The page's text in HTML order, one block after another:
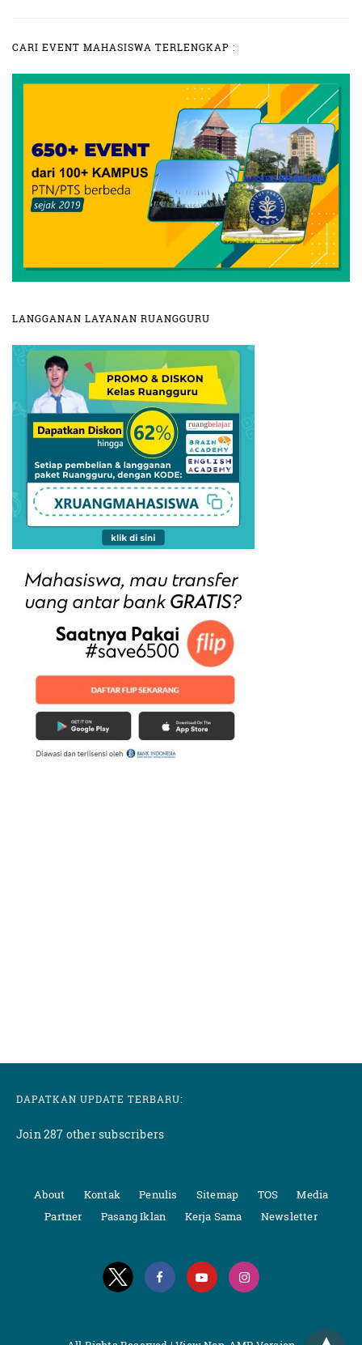
CARI EVENT MAHASISWA TERLENGKAP :
LANGGANAN LAYANAN RUANGGURU
DAPATKAN UPDATE TERBARU:
Join 287 other subscribers
About Kontak Penulis Sitemap TOS
Media
Partner
Pasang Iklan Kerja Sama Newsletter